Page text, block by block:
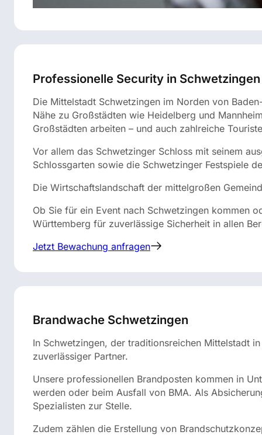
Professionelle Security in
Die Mittelstadt Schwetzingen im Norden von
Nähe zu Großstädten wie Heidelberg und
Großstädten arbeiten – und auch zahlreiche
Vor allem das Schwetzinger Schloss mit seinem
Schlossgarten sowie die Schwetzinger Festspiele
Die Wirtschaftslandschaft der mittelgroßen
Ob Sie für ein Event nach Schwetzingen kommen
Württemberg für zuverlässige Sicherheit in allen
Jetzt Bewachung anfragen
Brandwache Schwetzingen
In Schwetzingen, der traditionsreichen Mittelstadt
zuverlässiger Partner.
Unsere professionellen Brandposten kommen in
werden oder beim Ausfall von BMA. Als
Spezialisten zur Stelle.
Zudem zählen die Erstellung von